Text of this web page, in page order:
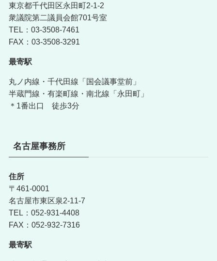
東京都千代田区永田町2-1-2
衆議院第二議員会館701号室
TEL：03-3508-7461
FAX：03-3508-3291
最寄駅
丸ノ内線・千代田線「国会議事堂前」
半蔵門線・有楽町線・南北線「永田町」
＊1番出口 徒歩3分
名古屋事務所
住所
〒461-0001
名古屋市東区泉2-11-7
TEL：052-931-4408
FAX：052-932-7316
最寄駅